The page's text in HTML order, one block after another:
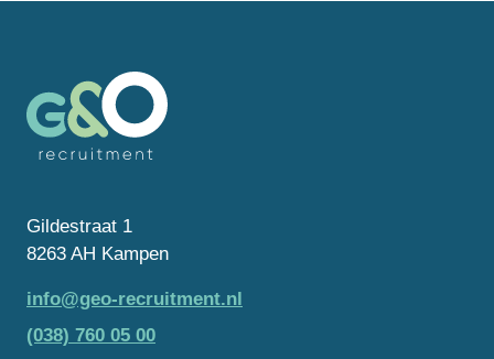
Gildestraat 1
8263 AH Kampen
info@geo-recruitment.nl
(038) 760 05 00